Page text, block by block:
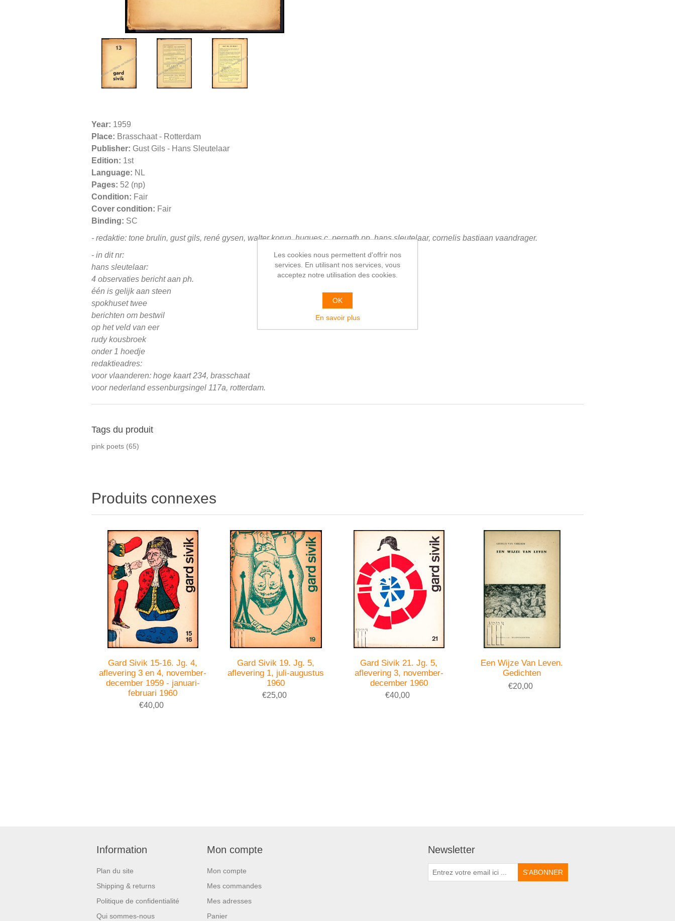
Year: 1959
Place: Brasschaat - Rotterdam
Publisher: Gust Gils - Hans Sleutelaar
Edition: 1st
Language: NL
Pages: 52 (np)
Condition: Fair
Cover condition: Fair
Binding: SC
- redaktie: tone brulin, gust gils, rené gysen, walter korun, hugues c. pernath pp, hans sleutelaar, cornelis bastiaan vaandrager.
- in dit nr:
hans sleutelaar:
4 observaties bericht aan ph.
één is gelijk aan steen
spokhuset twee
berichten om bestwil
op het veld van eer
rudy kousbroek
onder 1 hoedje
redaktieadres:
voor vlaanderen: hoge kaart 234, brasschaat
voor nederland essenburgsingel 117a, rotterdam.
Tags du produit
pink poets (65)
Produits connexes
Gard Sivik 15-16. Jg. 4,
aflevering 3 en 4, november-
december 1959 - januari-
februari 1960
€40,00
Gard Sivik 19. Jg. 5,
aflevering 1, juli-augustus
1960
€25,00
Gard Sivik 21. Jg. 5,
aflevering 3, november-
december 1960
€40,00
Een Wijze Van Leven.
Gedichten
€20,00
Information
Plan du site
Shipping & returns
Politique de confidentialité
Qui sommes-nous
Mon compte
Mon compte
Mes commandes
Mes adresses
Panier
Newsletter
Les cookies nous permettent d'offrir nos
services. En utilisant nos services, vous
acceptez notre utilisation des cookies.
OK
En savoir plus